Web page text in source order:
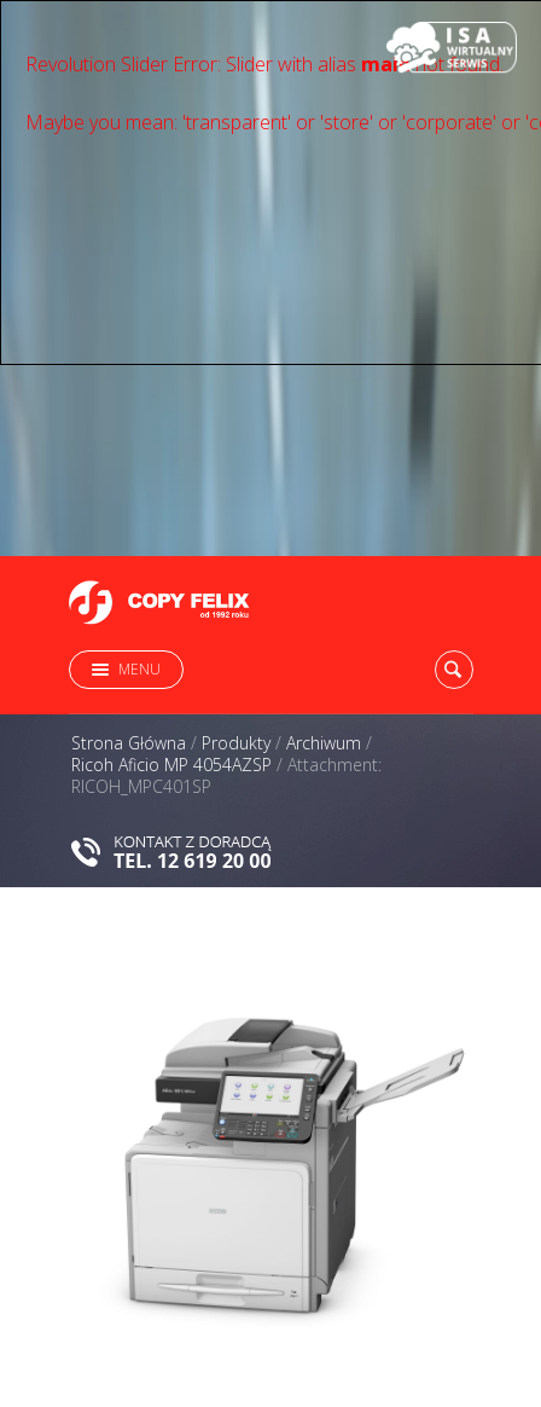
Revolution Slider Error: Slider with alias mainnot found.
Maybe you mean: 'transparent' or 'store' or 'сorporate' or
MENU
Strona Główna / Produkty/ Archiwum /
Ricoh Aficio MP 4054AZSP / Attachment:
RICOH_MPC401SP